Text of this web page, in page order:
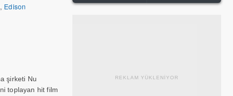
, Edison
şirketi Nu
toplayan hit film
REKLAM YÜKLENİYOR